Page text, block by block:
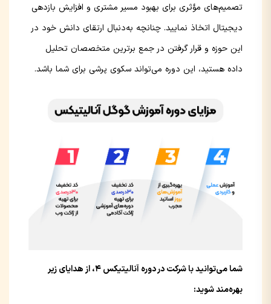
تصمیم‌های مؤثری برای بهبود مسیر مشتری و افزایش بازدهی
دیجیتال اتخاذ نمایید. چنانچه به‌دنبال ارتقای دانش خود در
این حوزه و قرار گرفتن در جمع برترین متخصصان تحلیل
داده هستید، این دوره می‌تواند سکوی پرشی برای شما باشد.
شما می‌توانید با شرکت در دوره آنالیتیکس ۴، از هدایای زیر
بهره‌مند شوید: